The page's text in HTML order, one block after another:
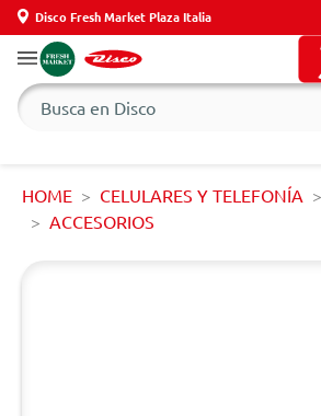
Disco Fresh Market Plaza Italia
HOME CELULARES Y TELEFONÍA
ACCESORIOS